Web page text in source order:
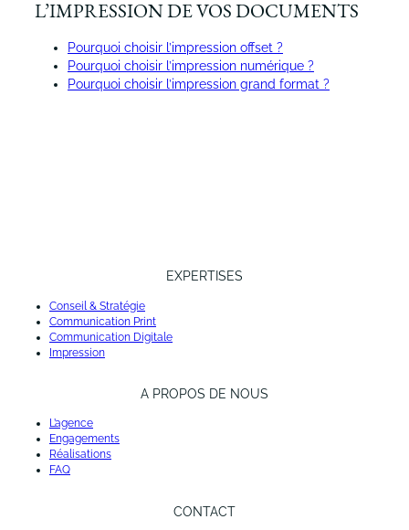
L’IMPRESSION DE VOS DOCUMENTS
Pourquoi choisir l’impression offset ?
Pourquoi choisir l’impression numérique ?
Pourquoi choisir l’impression grand format ?
EXPERTISES
Conseil & Stratégie
Communication Print
Communication Digitale
Impression
A PROPOS DE NOUS
L’agence
Engagements
Réalisations
FAQ
CONTACT